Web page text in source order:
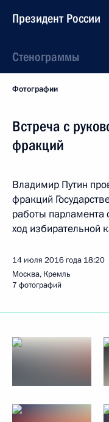
Президент России
Стенограммы
Фотографии
Встреча с
фракций
Владимир Путин
фракций
работы парламента
ход избирательной
14 июля 2016 года 18:20
Москва, Кремль
7 фотографий